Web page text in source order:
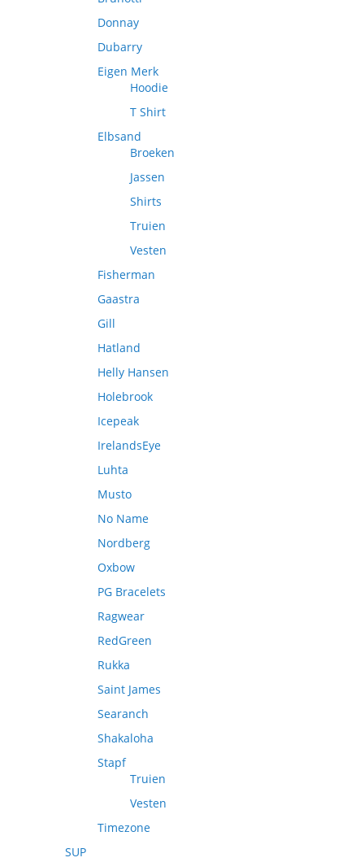
Donnay
Dubarry
Eigen Merk
Hoodie
T Shirt
Elbsand
Broeken
Jassen
Shirts
Truien
Vesten
Fisherman
Gaastra
Gill
Hatland
Helly Hansen
Holebrook
Icepeak
IrelandsEye
Luhta
Musto
No Name
Nordberg
Oxbow
PG Bracelets
Ragwear
RedGreen
Rukka
Saint James
Searanch
Shakaloha
Stapf
Truien
Vesten
Timezone
SUP